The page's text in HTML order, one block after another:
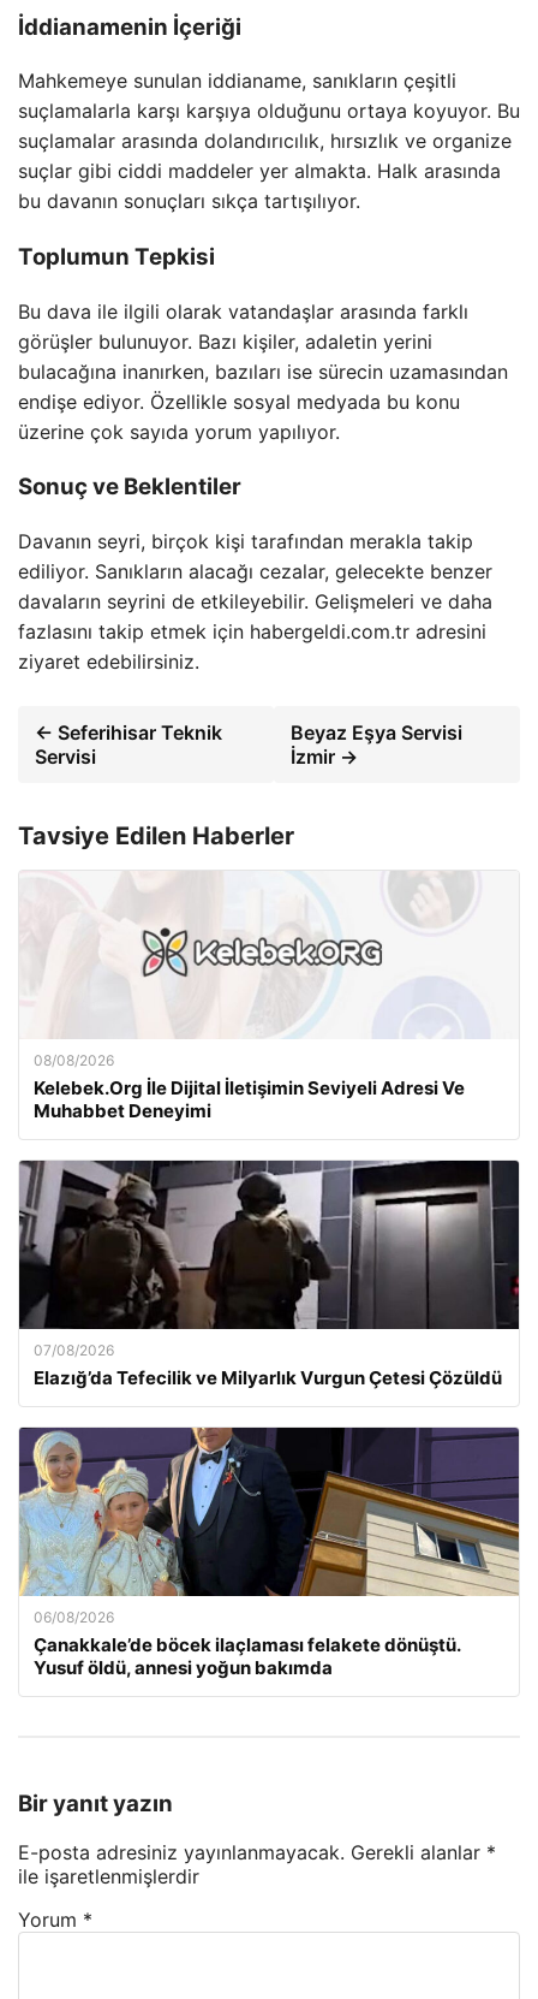
İddianamenin İçeriği
Mahkemeye sunulan iddianame, sanıkların çeşitli
suçlamalarla karşı karşıya olduğunu ortaya koyuyor. Bu
suçlamalar arasında dolandırıcılık, hırsızlık ve organize
suçlar gibi ciddi maddeler yer almakta. Halk arasında
bu davanın sonuçları sıkça tartışılıyor.
Toplumun Tepkisi
Bu dava ile ilgili olarak vatandaşlar arasında farklı
görüşler bulunuyor. Bazı kişiler, adaletin yerini
bulacağına inanırken, bazıları ise sürecin uzamasından
endişe ediyor. Özellikle sosyal medyada bu konu
üzerine çok sayıda yorum yapılıyor.
Sonuç ve Beklentiler
Davanın seyri, birçok kişi tarafından merakla takip
ediliyor. Sanıkların alacağı cezalar, gelecekte benzer
davaların seyrini de etkileyebilir. Gelişmeleri ve daha
fazlasını takip etmek için habergeldi.com.tr adresini
ziyaret edebilirsiniz.
← Seferihisar Teknik
Servisi
Beyaz Eşya Servisi
İzmir →
Tavsiye Edilen Haberler
08/08/2026
Kelebek.Org İle Dijital İletişimin Seviyeli Adresi Ve
Muhabbet Deneyimi
07/08/2026
Elazığ’da Tefecilik ve Milyarlık Vurgun Çetesi Çözüldü
06/08/2026
Çanakkale’de böcek ilaçlaması felakete dönüştü.
Yusuf öldü, annesi yoğun bakımda
Bir yanıt yazın
E-posta adresiniz yayınlanmayacak. Gerekli alanlar *
ile işaretlenmişlerdir
Yorum *